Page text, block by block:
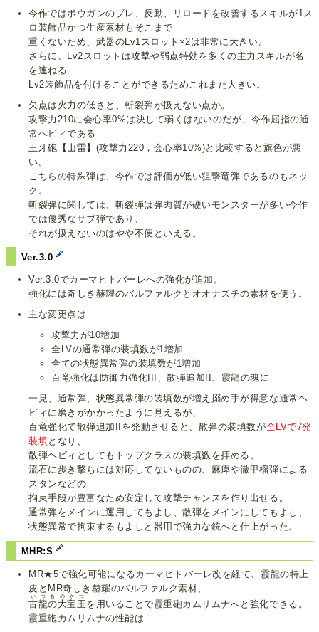
今作ではボウガンのブレ、反動、リロードを改善するスキルが1ス
ロ装飾品かつ生産素材もそこまで
重くないため、武器のLv1スロット×2は非常に大きい。
さらに、Lv2スロットは攻撃や弱点特効 を多くの主力スキルが名
を連ねる
Lv2装飾品を付けることができるためこれまた大きい。
欠点は火力の低さと、斬裂弾が扱えない点か。
攻撃力210に会心率0%は決して弱くはないのだが、今作屈指の通
常ヘビィである
王牙砲【山雷】 (攻撃力220，会心率10%)と比較すると旗色が悪
い。
こちらの特殊弾は、今作では評価が低い狙撃竜弾であるのもネッ
ク。
斬裂弾に関しては、斬裂弾は弾肉質が硬いモンスターが多い今作
では優秀なサブ弾であり、
それが扱えないのはやや不便といえる。
Ver.3.0
Ver.3.0でカーマヒトバーレへの強化が追加。
強化には奇しき赫耀のバルファルクとオオナズチの素材を使う。
主な変更点は
攻撃力が10増加
全LVの通常弾の装填数が1増加
全ての状態異常弾の装填数が1増加
百竜強化は防御力強化III、散弾追加II、霞龍の魂に
一見、通常弾、状態異常弾の装填数が増え搦め手が得意な通常ヘ
ビィに磨きがかかったように見えるが、
百竜強化で散弾追加IIを発動させると、散弾の装填数が全LVで7発
装填となり、
散弾ヘビィとしてもトップクラスの装填数を拝める。
流石に歩き撃ちには対応してないものの、麻痺や徹甲榴弾による
スタンなどの
拘束手段が豊富なため安定して攻撃チャンスを作り出せる。
通常弾をメインに運用してもよし、散弾をメインにしてもよし、
状態異常で拘束するもよしと器用で強力な銃へと仕上がった。
MHR:S
MR★5で強化可能になるカーマヒトバーレ改を経て、霞龍の特上
皮とMR奇しき赫耀のバルファルク素材、
古龍の大宝玉
いつものやつ
を用いることで霞重砲カムリムナへと強化できる。
霞重砲カムリムナの性能は